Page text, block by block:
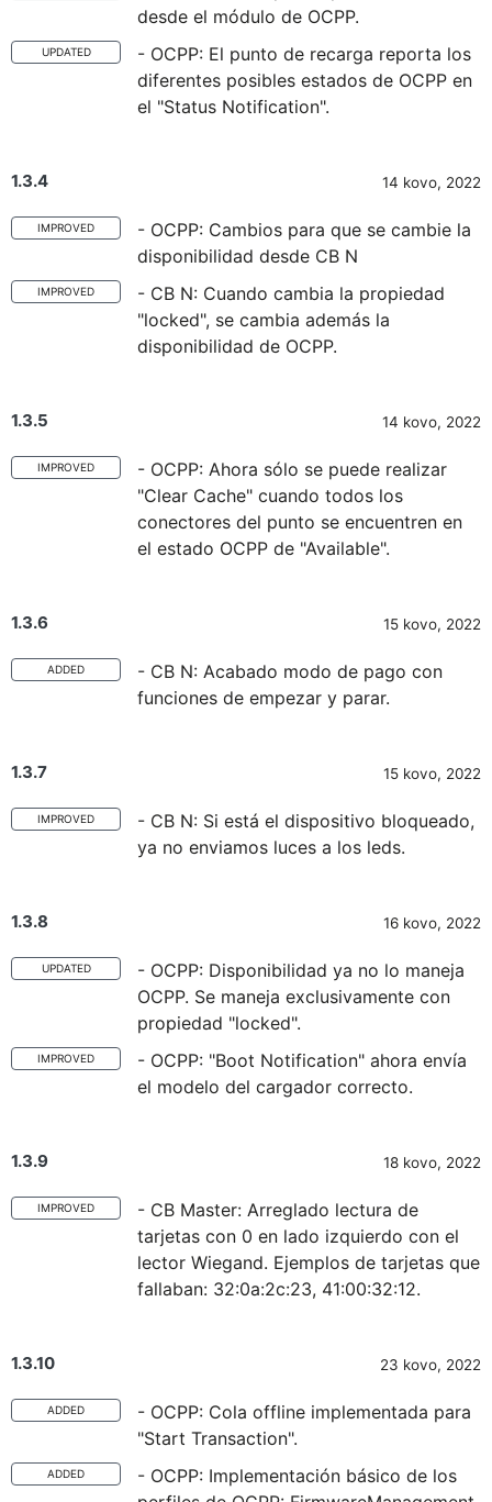
desde el módulo de OCPP.
UPDATED
- OCPP: El punto de recarga reporta los
diferentes posibles estados de OCPP en
el "Status Notification".
1.3.4 14 kovo, 2022
IMPROVED
- OCPP: Cambios para que se cambie la
disponibilidad desde CB N
IMPROVED
- CB N: Cuando cambia la propiedad
"locked", se cambia además la
disponibilidad de OCPP.
1.3.5 14 kovo, 2022
IMPROVED
- OCPP: Ahora sólo se puede realizar
"Clear Cache" cuando todos los
conectores del punto se encuentren en
el estado OCPP de "Available".
1.3.6 15 kovo, 2022
ADDED
- CB N: Acabado modo de pago con
funciones de empezar y parar.
1.3.7 15 kovo, 2022
IMPROVED
- CB N: Si está el dispositivo bloqueado,
ya no enviamos luces a los leds.
1.3.8 16 kovo, 2022
UPDATED
- OCPP: Disponibilidad ya no lo maneja
OCPP. Se maneja exclusivamente con
propiedad "locked".
IMPROVED
- OCPP: "Boot Notification" ahora envía
el modelo del cargador correcto.
1.3.9 18 kovo, 2022
IMPROVED
- CB Master: Arreglado lectura de
tarjetas con 0 en lado izquierdo con el
lector Wiegand. Ejemplos de tarjetas que
fallaban: 32:0a:2c:23, 41:00:32:12.
1.3.10 23 kovo, 2022
ADDED
- OCPP: Cola offline implementada para
"Start Transaction".
ADDED
- OCPP: Implementación básico de los